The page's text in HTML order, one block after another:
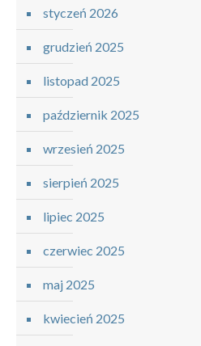
styczeń 2026
grudzień 2025
listopad 2025
październik 2025
wrzesień 2025
sierpień 2025
lipiec 2025
czerwiec 2025
maj 2025
kwiecień 2025